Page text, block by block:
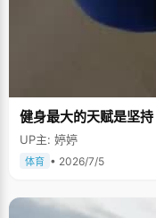
健身最大的天赋是坚持
UP主: 婷婷
体育 • 2026/7/5